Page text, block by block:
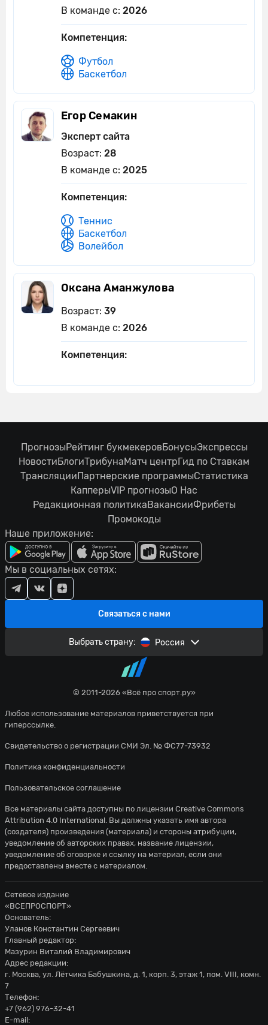
В команде с: 2026
Компетенция:
Футбол
Баскетбол
Егор Семакин
Эксперт сайта
Возраст: 28
В команде с: 2025
Компетенция:
Теннис
Баскетбол
Волейбол
Оксана Аманжулова
Возраст: 39
В команде с: 2026
Компетенция:
© 2011-2026 «Всё про спорт.ру»
Любое использование материалов приветствуется при
гиперссылке.
Свидетельство о регистрации СМИ Эл. № ФС77-73932
Политика конфиденциальности
Пользовательское соглашение
ПрогнозыРейтинг букмекеровБонусыЭкспрессы
НовостиБлогиТрибунаМатч центрГид по Ставкам
ТрансляцииПартнерские программыСтатистика
КапперыVIP прогнозыО Нас
Редакционная политикаВакансииФрибеты
Промокоды
Наше приложение:
Связаться с нами
Мы в социальных сетях:
Выбрать страну: Россия
Все материалы сайта доступны по лицензии Creative Commons
Attribution 4.0 International. Вы должны указать имя автора
(создателя) произведения (материала) и стороны атрибуции,
уведомление об авторских правах, название лицензии,
уведомление об оговорке и ссылку на материал, если они
предоставлены вместе с материалом.
Сетевое издание
«ВСЕПРОСПОРТ»
Основатель:
Уланов Константин Сергеевич
Главный редактор:
Мазурин Виталий Владимирович
Адрес редакции:
г. Москва, ул. Лётчика Бабушкина, д. 1, корп. 3, этаж 1, пом. VIII, комн.
7
Телефон:
+7 (962) 976-32-41
E-mail: